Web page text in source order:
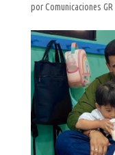
porComunicaciones GR|